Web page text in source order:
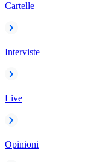
Cartelle
Interviste
Live
Opinioni